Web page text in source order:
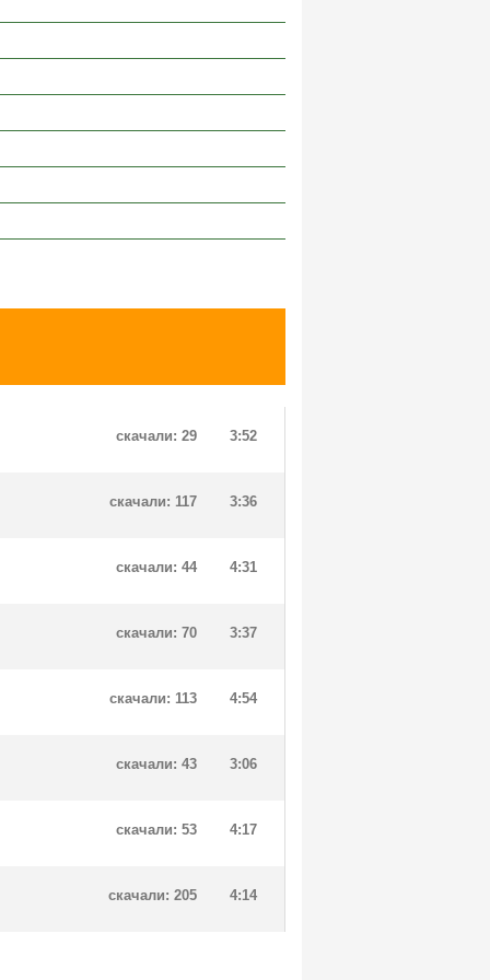
3:52
скачали: 29
3:36
скачали: 117
4:31
скачали: 44
3:37
скачали: 70
4:54
скачали: 113
3:06
скачали: 43
4:17
скачали: 53
4:14
скачали: 205